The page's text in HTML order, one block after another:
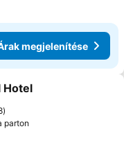
megjelenítése
a kedvencekhez
Hotel
parton